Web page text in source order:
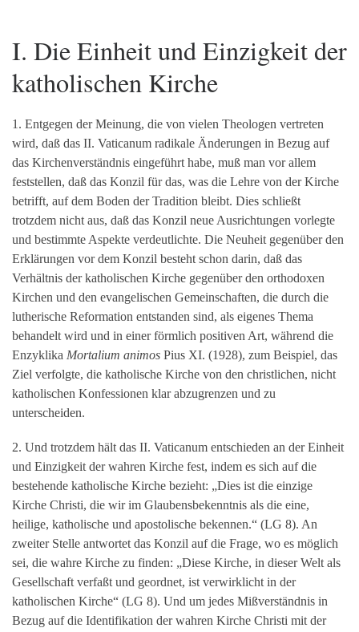
I. Die Einheit und Einzigkeit der
katholischen Kirche
1. Entgegen der Meinung, die von vielen Theologen vertreten
wird, daß das II. Vaticanum radikale Änderungen in Bezug auf
das Kirchenverständnis eingeführt habe, muß man vor allem
feststellen, daß das Konzil für das, was die Lehre von der Kirche
betrifft, auf dem Boden der Tradition bleibt. Dies schließt
trotzdem nicht aus, daß das Konzil neue Ausrichtungen vorlegte
und bestimmte Aspekte verdeutlichte. Die Neuheit gegenüber den
Erklärungen vor dem Konzil besteht schon darin, daß das
Verhältnis der katholischen Kirche gegenüber den orthodoxen
Kirchen und den evangelischen Gemeinschaften, die durch die
lutherische Reformation entstanden sind, als eigenes Thema
behandelt wird und in einer förmlich positiven Art, während die
Enzyklika Mortalium animos Pius XI. (1928), zum Beispiel, das
Ziel verfolgte, die katholische Kirche von den christlichen, nicht
katholischen Konfessionen klar abzugrenzen und zu
unterscheiden.
2. Und trotzdem hält das II. Vaticanum entschieden an der Einheit
und Einzigkeit der wahren Kirche fest, indem es sich auf die
bestehende katholische Kirche bezieht: „Dies ist die einzige
Kirche Christi, die wir im Glaubensbekenntnis als die eine,
heilige, katholische und apostolische bekennen.“ (LG 8). An
zweiter Stelle antwortet das Konzil auf die Frage, wo es möglich
sei, die wahre Kirche zu finden: „Diese Kirche, in dieser Welt als
Gesellschaft verfaßt und geordnet, ist verwirklicht in der
katholischen Kirche“ (LG 8). Und um jedes Mißverständnis in
Bezug auf die Identifikation der wahren Kirche Christi mit der